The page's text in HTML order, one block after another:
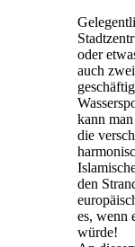
oder
auch
kann
die
den
es, wenn
würde!